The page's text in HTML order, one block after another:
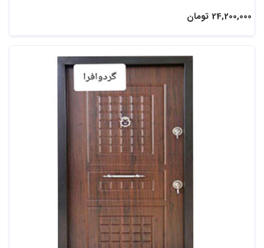
24,200,000 تومان